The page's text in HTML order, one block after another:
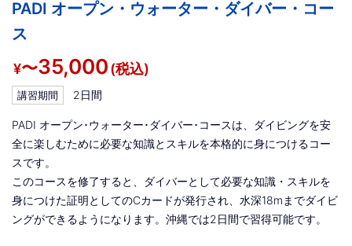
PADI オープン・ウォーター・ダイバー・コー
ス
¥〜35,000(税込)
講習期間 2日間
PADI オープン･ウォーター･ダイバー･コースは、ダイビングを安
全に楽しむために必要な知識とスキルを本格的に身につけるコー
スです。
このコースを修了すると、ダイバーとして必要な知識・スキルを
身につけた証明としてのCカードが発行され、水深18mまでダイビ
ングができるようになります。沖縄では2日間で習得可能です。